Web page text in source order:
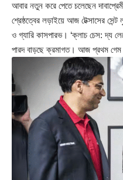
আবার নতুন করে পেতে চলেছেন
শ্রেষ্ঠত্বের লড়াইয়ে আজ টেক্সাসের
ও গ্যারি কাসপারভ। ‘ক্লাচ চেস: দ্য
পারদ বাড়ছে ক্রমাগত। আজ প্রথম গেম